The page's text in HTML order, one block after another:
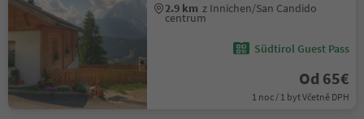
2.9 km z Innichen/San Candido
centrum
Südtirol Guest Pass
Od 65€
1 noc / 1 byt Včetně DPH